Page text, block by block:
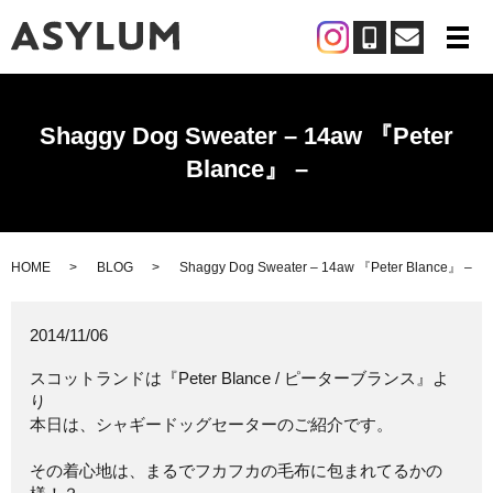
メ
Shaggy Dog Sweater – 14aw 『Peter
Blance』 –
HOME BLOG Shaggy Dog Sweater – 14aw 『Peter Blance』 –
2014/11/06
スコットランドは『Peter Blance / ピーターブランス』よ
り
本日は、シャギードッグセーターのご紹介です。
その着心地は、まるでフカフカの毛布に包まれてるかの